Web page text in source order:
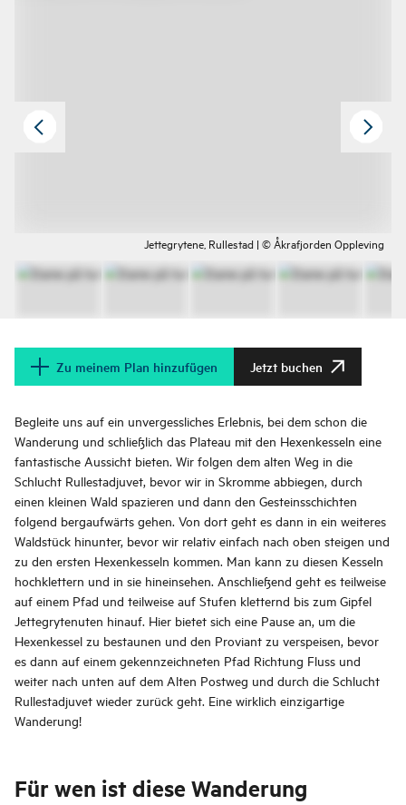
Jettegrytene, Rullestad | © Åkrafjorden Oppleving
Zu meinem Plan hinzufügen Jetzt buchen
Begleite uns auf ein unvergessliches Erlebnis, bei dem schon die
Wanderung und schließlich das Plateau mit den Hexenkesseln eine
fantastische Aussicht bieten. Wir folgen dem alten Weg in die
Schlucht Rullestadjuvet, bevor wir in Skromme abbiegen, durch
einen kleinen Wald spazieren und dann den Gesteinsschichten
folgend bergaufwärts gehen. Von dort geht es dann in ein weiteres
Waldstück hinunter, bevor wir relativ einfach nach oben steigen und
zu den ersten Hexenkesseln kommen. Man kann zu diesen Kesseln
hochklettern und in sie hineinsehen. Anschließend geht es teilweise
auf einem Pfad und teilweise auf Stufen kletternd bis zum Gipfel
Jettegrytenuten hinauf. Hier bietet sich eine Pause an, um die
Hexenkessel zu bestaunen und den Proviant zu verspeisen, bevor
es dann auf einem gekennzeichneten Pfad Richtung Fluss und
weiter nach unten auf dem Alten Postweg und durch die Schlucht
Rullestadjuvet wieder zurück geht. Eine wirklich einzigartige
Wanderung!
Für wen ist diese Wanderung